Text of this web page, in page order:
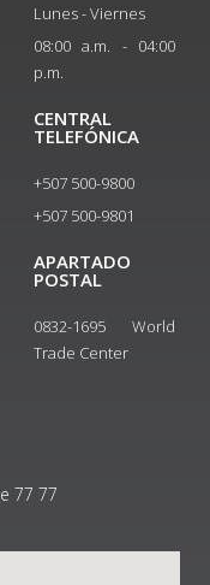
Lunes - Viernes
08:00 a.m. - 04:00
p.m.
CENTRAL
TELEFÓNICA
+507 500-9800
+507 500-9801​
APARTADO
POSTAL
0832-1695 World
Trade Center
77 77